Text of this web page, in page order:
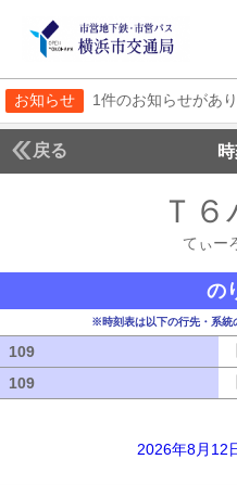
お知らせ 1件のお知らせがあ
戻る
Ｔ
てぃー
の
※時刻表は以下の行先・系統
109
109
2026年8月12